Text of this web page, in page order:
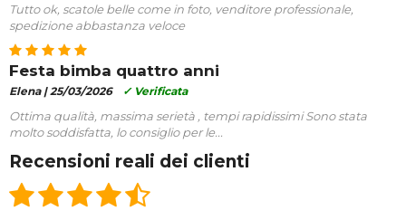
Tutto ok, scatole belle come in foto, venditore professionale,
spedizione abbastanza veloce
Festa bimba quattro anni
Elena |25/03/2026 ✓ Verificata
Ottima qualità, massima serietà , tempi rapidissimi Sono stata
molto soddisfatta, lo consiglio per le...
Recensioni reali dei clienti